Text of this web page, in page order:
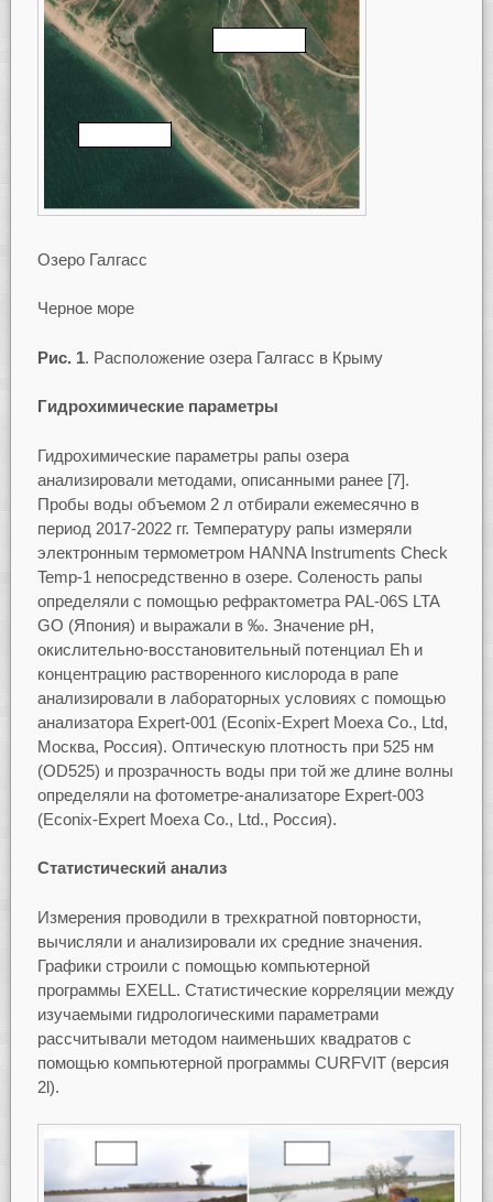
Озеро Галгасс
Черное море
Рис. 1. Расположение озера Галгасс в Крыму
Гидрохимические параметры
Гидрохимические параметры рапы озера
анализировали методами, описанными ранее [7].
Пробы воды объемом 2 л отбирали ежемесячно в
период 2017-2022 гг. Температуру рапы измеряли
электронным термометром HANNA Instruments Check
Temp-1 непосредственно в озере. Соленость рапы
определяли с помощью рефрактометра PAL-06S LTA
GO (Япония) и выражали в ‰. Значение pH,
окислительно-восстановительный потенциал Eh и
концентрацию растворенного кислорода в рапе
анализировали в лабораторных условиях с помощью
анализатора Expert-001 (Econix-Expert Moexa Co., Ltd,
Москва, Россия). Оптическую плотность при 525 нм
(OD525) и прозрачность воды при той же длине волны
определяли на фотометре-анализаторе Expert-003
(Econix-Expert Moexa Co., Ltd., Россия).
Статистический анализ
Измерения проводили в трехкратной повторности,
вычисляли и анализировали их средние значения.
Графики строили с помощью компьютерной
программы EXELL. Статистические корреляции между
изучаемыми гидрологическими параметрами
рассчитывали методом наименьших квадратов с
помощью компьютерной программы CURFVIT (версия
2l).